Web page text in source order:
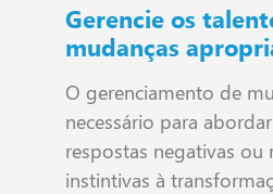
Gerencie os
mudanças
O gerenciamento de
necessário para
respostas negativas ou
instintivas à